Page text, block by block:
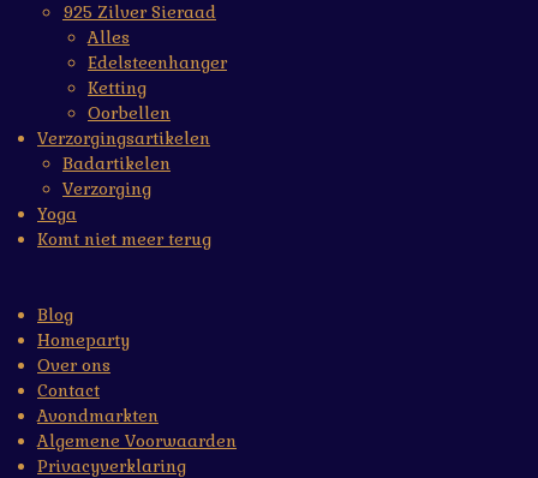
925 Zilver Sieraad
Alles
Edelsteenhanger
Ketting
Oorbellen
Verzorgingsartikelen
Badartikelen
Verzorging
Yoga
Komt niet meer terug
Blog
Homeparty
Over ons
Contact
Avondmarkten
Algemene Voorwaarden
Privacyverklaring